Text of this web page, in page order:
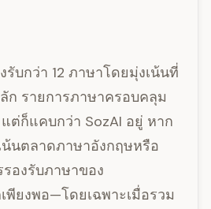
รับกว่า 12 ภาษาโดยมุ่งเน้นที่
ก รายการภาษาครอบคลุม
ต่ก็แคบกว่า SozAI อยู่ หาก
นตลาดภาษาอังกฤษหรือ
องรับภาษาของ
พียงพอ—โดยเฉพาะเมื่อรวม